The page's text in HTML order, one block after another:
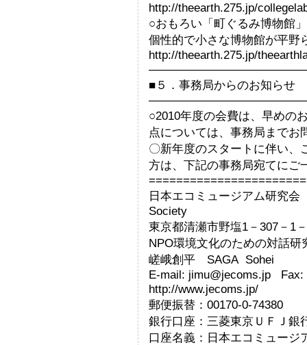
http://theearth.275.jp/
○おもろい「町ぐるみ博物館
個性的で小さな博物館が平野
http://theearth.275.jp/
■５．事務局からのお知らせ
○2010年度の会費は、早めの
点については、事務局までお
〇新年度のスタートに伴い、
方は、下記の事務局宛てにご
日本エコミュージアム研究
Society
東京都清瀬市野塩1－307－1
NPO環境文化のための対話研
嵯峨創平 SAGA Sohei
E-mail: jimu@jecoms.jp
http://www.jecoms.jp/
郵便振替：00170-0-74380
銀行口座：三菱東京ＵＦＪ
口座名義：日本エコミュージ